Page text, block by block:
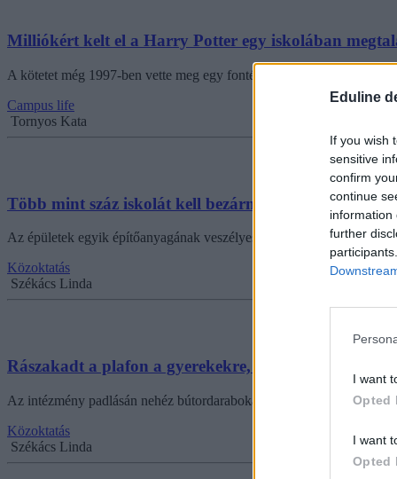
Eduline
If you wish
sensitive
confirm
continue
information
further
I want
Opted
I want
Opted
Milliókért kelt el a Harry Potter egy iskolában
A kötetet még 1997-ben vette meg egy fontért egy általános iskola
Campus life
Tornyos Kata
Több mint száz iskolát kell bezárni Angliában
Az épületek egyik építőanyagának veszélyessége miatt több mint
Közoktatás
Székács Linda
Rászakadt a plafon a gyerekekre, 35 millió forintra
Az intézmény padlásán nehéz bútordarabokat tároltak, amik
Közoktatás
Székács Linda